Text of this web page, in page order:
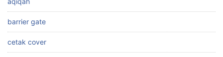
barrier gate
cetak cover